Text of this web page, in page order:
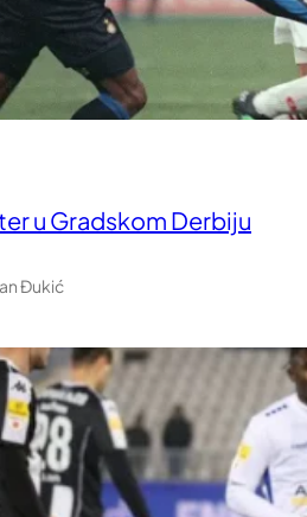
u Gradskom Derbiju
Đukić